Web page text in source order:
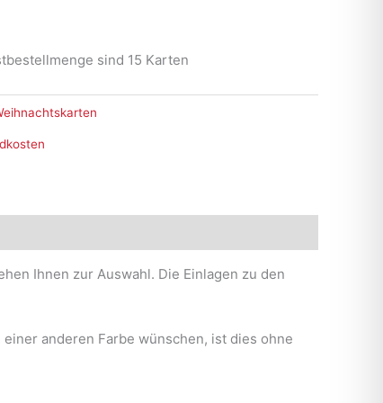
sind 15 Karten
Ihnen zur Auswahl. Die Einlagen zu den
anderen Farbe wünschen, ist dies ohne